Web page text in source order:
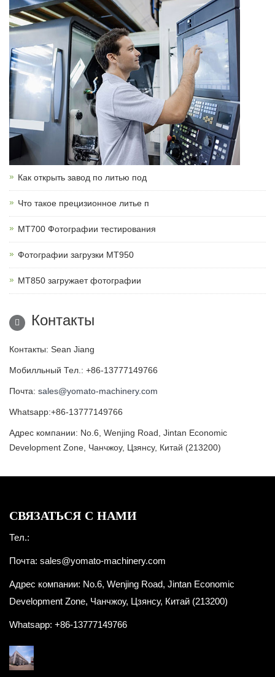
Как открыть завод по литью под
Что такое прецизионное литье п
MT700 Фотографии тестирования
Фотографии загрузки MT950
MT850 загружает фотографии
Контакты
Контакты: Sean Jiang
Мобилльный Тел.: +86-13777149766
Почта: sales@yomato-machinery.com
Whatsapp:+86-13777149766
Адрес компании: No.6, Wenjing Road, Jintan Economic
Development Zone, Чанчжоу, Цзянсу, Китай (213200)
СВЯЗАТЬСЯ С НАМИ
Тел.:
Почта: sales@yomato-machinery.com
Адрес компании: No.6, Wenjing Road, Jintan Economic
Development Zone, Чанчжоу, Цзянсу, Китай (213200)
Whatsapp: +86-13777149766